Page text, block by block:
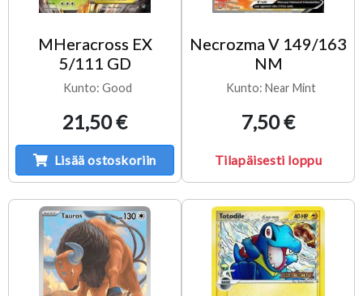
MHeracross EX
5/111 GD
Kunto: Good
21,50 €
Lisää ostoskoriin
Necrozma V 149/163
NM
Kunto: Near Mint
7,50 €
Tilapäisesti loppu